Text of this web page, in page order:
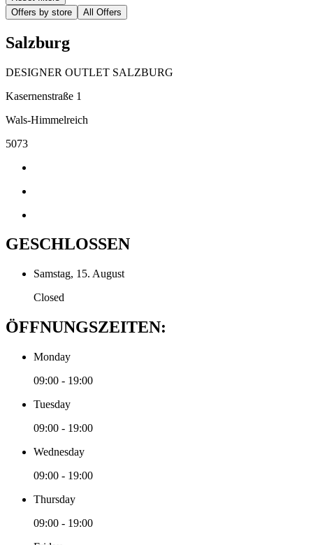
Offers by store
All Offers
Salzburg
DESIGNER OUTLET SALZBURG
Kasernenstraße 1
Wals-Himmelreich
5073
GESCHLOSSEN
Samstag, 15. August
Closed
ÖFFNUNGSZEITEN:
Monday
09:00 - 19:00
Tuesday
09:00 - 19:00
Wednesday
09:00 - 19:00
Thursday
09:00 - 19:00